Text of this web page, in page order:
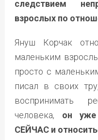
следствием
взрослых по
Януш Корчак
маленьким
просто с
писал в своих
воспринимать
человека, он уже
СЕЙЧАС и